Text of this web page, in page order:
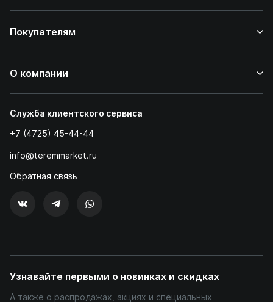
Покупателям
О компании
Служба клиентского сервиса
+7 (4725) 45-44-44
info@teremmarket.ru
Обратная связь
Узнавайте первыми о новинках и скидках
А также о распродажах, акциях и специальных